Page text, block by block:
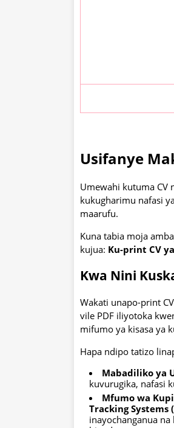
Usifanye
Umewahi kutuma CV
kukugharimu nafasi
maarufu.
Kuna tabia moja
kujua: Ku-print CV
Kwa Nini
Wakati unapo-print
vile PDF iliyotoka
mifumo ya kisasa ya
Hapa ndipo tatizo
Mabadiliko ya
kuvurugika, nafasi
Mfumo wa
Tracking Systems
inayochanganua